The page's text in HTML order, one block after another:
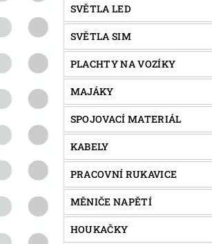
SVĚTLA LED
SVĚTLA SIM
PLACHTY NA VOZÍKY
MAJÁKY
SPOJOVACÍ MATERIÁL
KABELY
PRACOVNÍ RUKAVICE
MĚNIČE NAPĚTÍ
HOUKAČKY